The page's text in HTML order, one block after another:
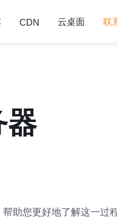
CDN 云桌面 联
器
助您更好地了解这一过程